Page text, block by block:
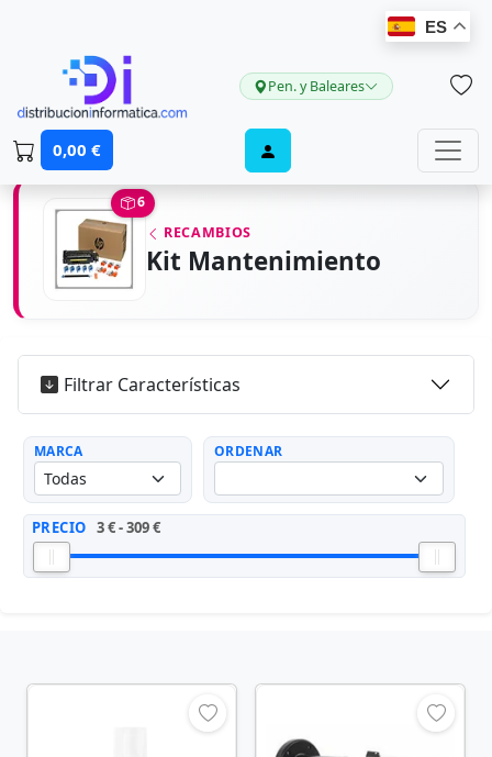
ES
Pen. y Baleares
0,00 €
6
RECAMBIOS
Kit Mantenimiento
Filtrar Características
MARCA ORDENAR
PRECIO 3 € - 309 €